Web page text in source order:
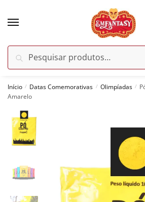
por:
Pesquisar
Início / Datas Comemorativas / Olimpíadas /
Amarelo